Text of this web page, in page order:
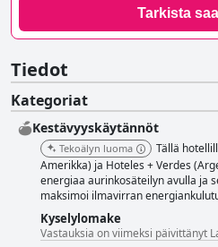
Tarkista
Tiedot
Kategoriat
Kestävyyskäytännöt
Tekoälyn luoma
Tällä
Amerikka) ja Hoteles + Verdes
energiaa aurinkosäteilyn avulla ja
maksimoi ilmavirran
Kyselylomake
Vastauksia on viimeksi päivittänyt